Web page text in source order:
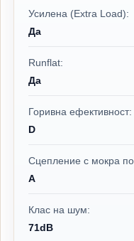
Усилена (Extra Load):
Да
Runflat:
Да
Горивна ефективност:
D
Сцепление с мокра
A
Клас на шум:
71dB